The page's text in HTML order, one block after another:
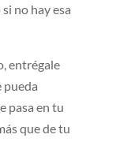
no hay esa
entrégale
pueda
pasa en tu
que de tu